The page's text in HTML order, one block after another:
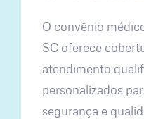
O convênio
SC oferece
atendimento
personalizados
segurança e